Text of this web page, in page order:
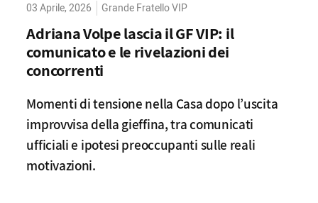
03 Aprile, 2026 Grande Fratello VIP
Adriana Volpe lascia il GF VIP: il
comunicato e le rivelazioni dei
concorrenti
Momenti di tensione nella Casa dopo l’uscita
improvvisa della gieffina, tra comunicati
ufficiali e ipotesi preoccupanti sulle reali
motivazioni.